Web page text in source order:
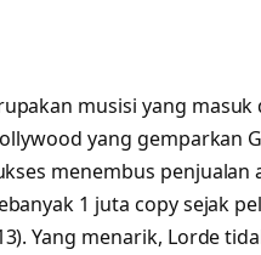
musisi yang masuk
yang gemparkan
menembus penjualan
1 juta copy sejak
Yang menarik, Lorde